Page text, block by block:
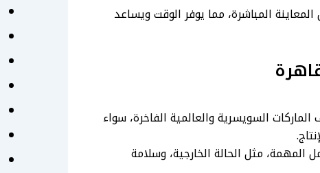
المباشرة، مما يوفر الوقت ويساعد
السويسرية والعالمية الفاخرة، سواء
مثل الحالة الخارجية، وسلامة